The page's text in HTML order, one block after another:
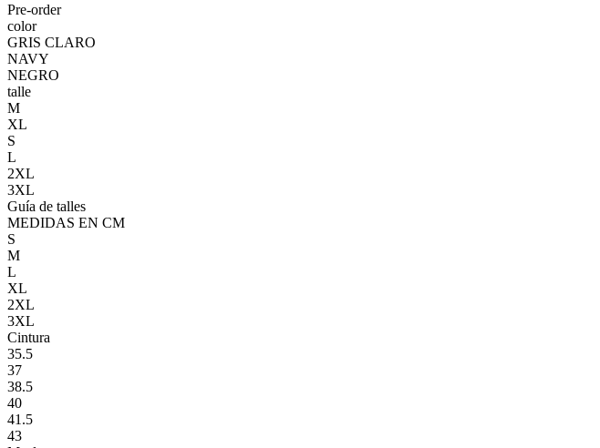
Pre-order
color
GRIS CLARO
NAVY
NEGRO
talle
M
XL
S
L
2XL
3XL
Guía de talles
MEDIDAS EN CM
S
M
L
XL
2XL
3XL
Cintura
35.5
37
38.5
40
41.5
43